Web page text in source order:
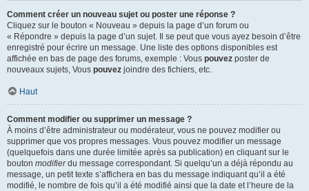
Comment créer un nouveau sujet ou poster une réponse ?
Cliquez sur le bouton « Nouveau » depuis la page d’un forum ou
« Répondre » depuis la page d’un sujet. Il se peut que vous ayez besoin d’être
enregistré pour écrire un message. Une liste des options disponibles est
affichée en bas de page des forums, exemple : Vous pouvez poster de
nouveaux sujets, Vous pouvez joindre des fichiers, etc.
Haut
Comment modifier ou supprimer un message ?
À moins d’être administrateur ou modérateur, vous ne pouvez modifier ou
supprimer que vos propres messages. Vous pouvez modifier un message
(quelquefois dans une durée limitée après sa publication) en cliquant sur le
bouton modifierdu message correspondant. Si quelqu’un a déjà répondu au
message, un petit texte s’affichera en bas du message indiquant qu’il a été
modifié, le nombre de fois qu’il a été modifié ainsi que la date et l’heure de la